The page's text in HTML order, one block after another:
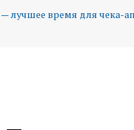
лучшее время для чека-